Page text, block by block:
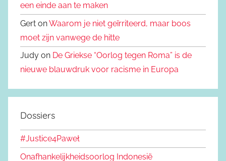
een einde aan te maken
Gert onWaarom je niet geïrriteerd, maar boos
moet zijn vanwege de hitte
Judy on De Griekse “Oorlog tegen Roma” is de
nieuwe blauwdruk voor racisme in Europa
Dossiers
#Justice4Paweł
Onafhankelijkheidsoorlog Indonesië